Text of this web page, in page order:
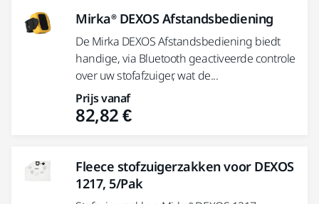
Mirka® DEXOS Afstandsbediening
De Mirka DEXOS Afstandsbediening biedt
handige, via Bluetooth geactiveerde controle
over uw stofafzuiger, wat de...
Prijs vanaf
82,82 €
Fleece stofzuigerzakken voor DEXOS
1217, 5/Pak